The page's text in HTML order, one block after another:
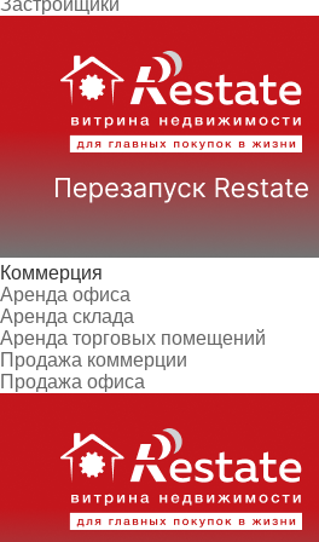
Застройщики
Коммерция
Аренда офиса
Аренда склада
Аренда торговых помещений
Продажа коммерции
Продажа офиса